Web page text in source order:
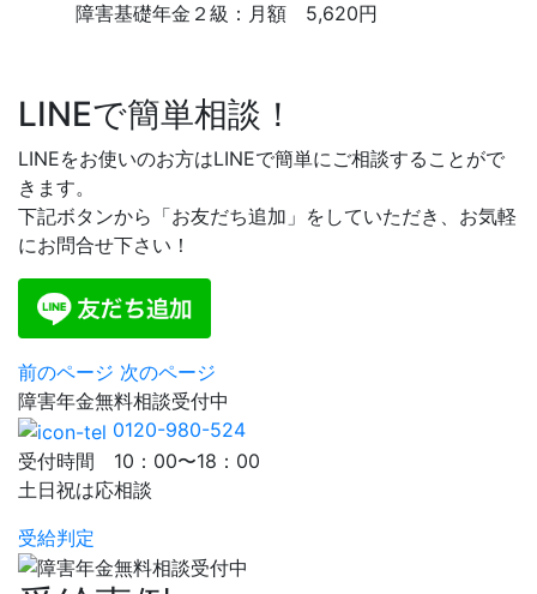
障害基礎年金２級：月額 5,620円
LINEで簡単相談！
LINEをお使いのお方はLINEで簡単にご相談することがで
きます。
下記ボタンから「お友だち追加」をしていただき、お気軽
にお問合せ下さい！
前のページ 次のページ
障害年金無料相談受付中
0120-980-524
受付時間 10：00〜18：00
土日祝は応相談
受給判定